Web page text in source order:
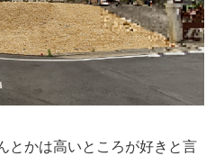
とかは高いところが好きと言